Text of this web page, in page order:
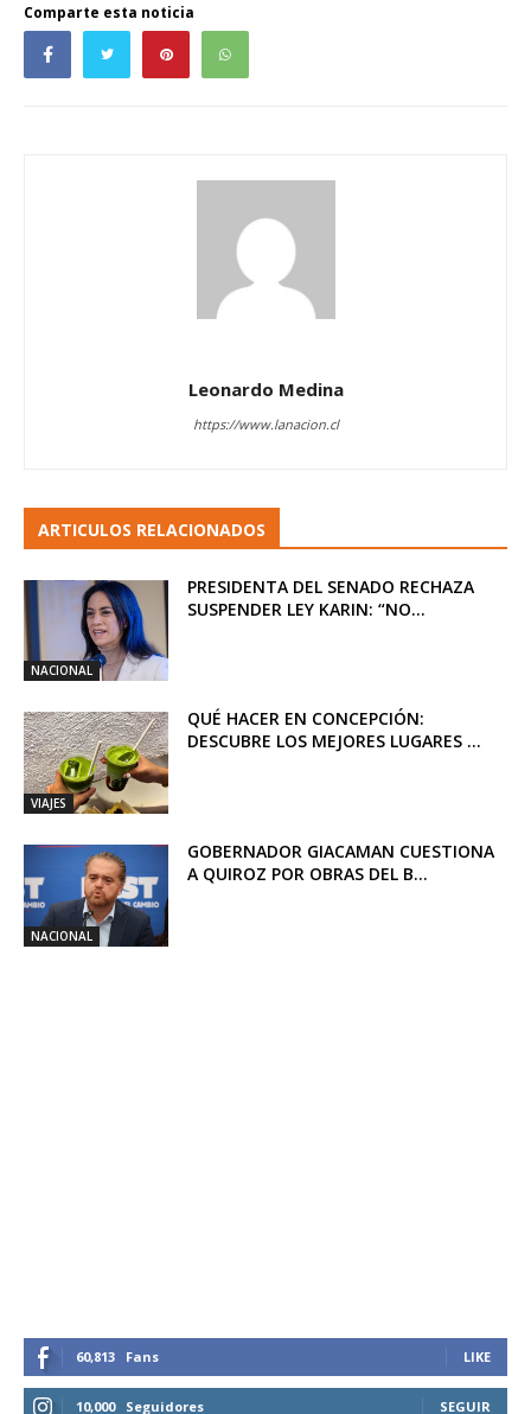
Comparte esta noticia
Leonardo Medina
https://www.lanacion.cl
ARTICULOS RELACIONADOS
NACIONAL
PRESIDENTA DEL SENADO RECHAZA
SUSPENDER LEY KARIN: “NO...
VIAJES
QUÉ HACER EN CONCEPCIÓN:
DESCUBRE LOS MEJORES LUGARES ...
NACIONAL
GOBERNADOR GIACAMAN CUESTIONA
A QUIROZ POR OBRAS DEL B...
60,813 Fans LIKE
10,000 Seguidores SEGUIR